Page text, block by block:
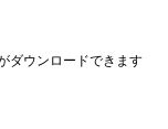
ダウンロードできます